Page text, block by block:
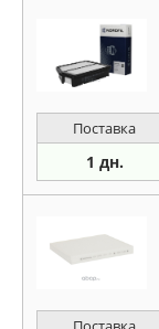
Поставка
1 дн.